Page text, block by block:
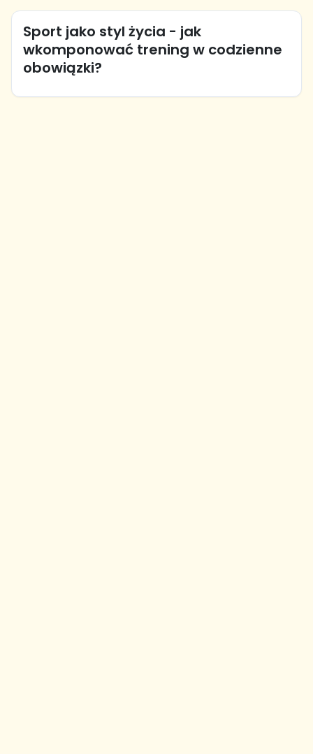
Sport jako styl życia - jak
wkomponować trening w codzienne
obowiązki?